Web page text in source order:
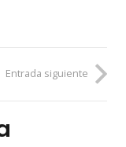
Entrada siguiente